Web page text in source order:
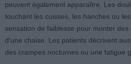
peuvent également apparaître. Les
touchant les cuisses, les hanches ou
sensation de faiblesse pour monter
d’une chaise. Les patients décrivent
des crampes nocturnes ou une fatigue